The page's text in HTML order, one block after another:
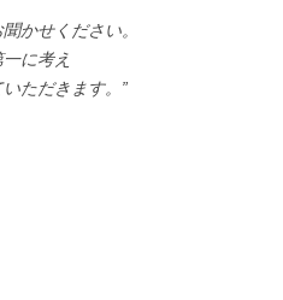
かせください。
に考え
ただきます。”